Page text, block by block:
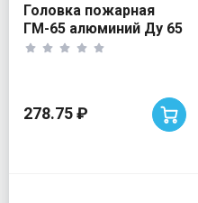
Головка пожарная
ГМ-65 алюминий Ду 65
муфтовая
278.75 ₽